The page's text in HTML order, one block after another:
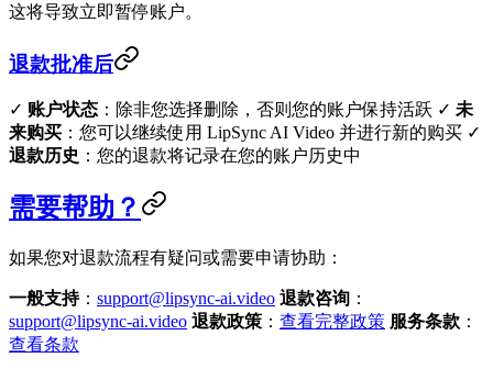
这将导致立即暂停账户。
退款批准后
✓ 账户状态 ：除非您选择删除，否则您的账户保持活跃 ✓ 未
来购买 ：您可以继续使用 LipSync AI Video 并进行新的购买 ✓
退款历史 ：您的退款将记录在您的账户历史中
需要帮助？
如果您对退款流程有疑问或需要申请协助：
一般支持： support@lipsync-ai.video 退款咨询 ：
support@lipsync-ai.video 退款政策 ： 查看完整政策 服务条款 ：
查看条款